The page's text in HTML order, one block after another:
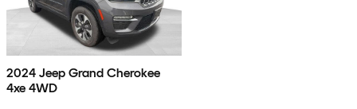
2024 Jeep Grand Cherokee
4xe 4WD